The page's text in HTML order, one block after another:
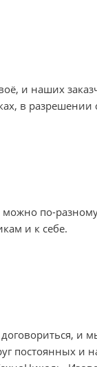
и наших
в
по-
и к себе.
и
постоянных и